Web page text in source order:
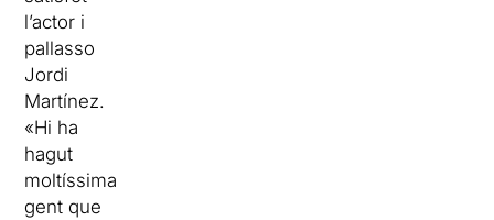
l’actor i
pallasso
Jordi
Martínez.
«Hi ha
hagut
moltíssima
gent que